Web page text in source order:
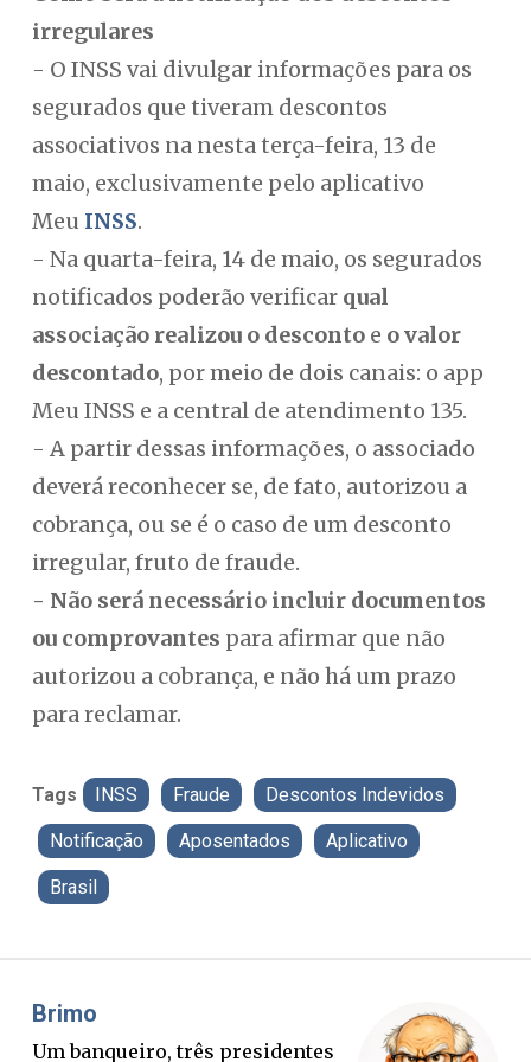
irregulares
- O INSS vai divulgar informações para os
segurados que tiveram descontos
associativos na nesta terça-feira, 13 de
maio, exclusivamente pelo aplicativo
Meu INSS.
- Na quarta-feira, 14 de maio, os segurados
notificados poderão verificar qual
associação realizou o descontoe o valor
descontado, por meio de dois canais: o app
Meu INSS e a central de atendimento 135.
- A partir dessas informações, o associado
deverá reconhecer se, de fato, autorizou a
cobrança, ou se é o caso de um desconto
irregular, fruto de fraude.
- Não será necessário incluir documentos
ou comprovantes para afirmar que não
autorizou a cobrança, e não há um prazo
para reclamar.
Tags INSS Fraude Descontos Indevidos
Notificação Aposentados Aplicativo
Brasil
Misael Elias
O Boato corre mais rápido que a